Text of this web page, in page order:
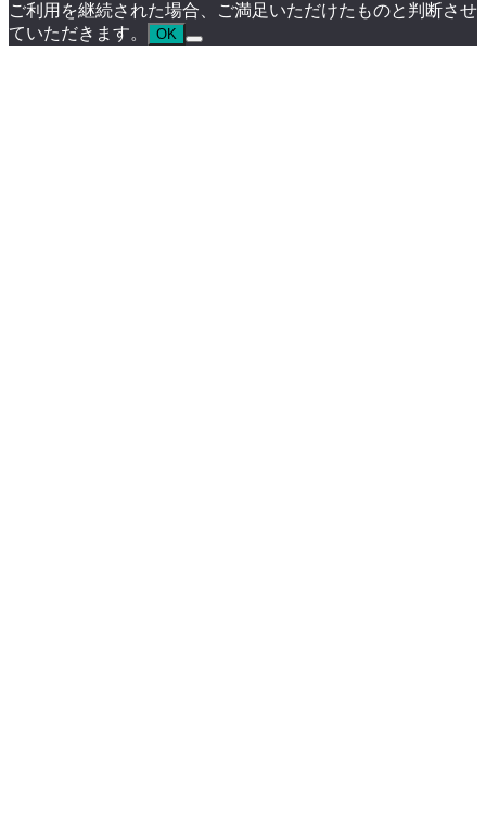
ご利用を継続された場合、ご満足いただけたものと判断させ
ていただきます。
OK